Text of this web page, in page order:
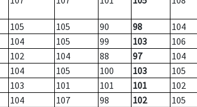
105 105 90 98
104
104 105 99 103
106
102 104 88 97
104
104 105 100 103
105
103 101 101 101
102
104 107 98 102 105